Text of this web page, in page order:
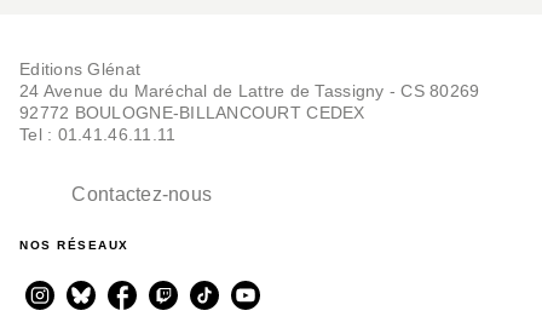
Editions Glénat
24 Avenue du Maréchal de Lattre de Tassigny - CS 80269
92772 BOULOGNE-BILLANCOURT CEDEX
Tel : 01.41.46.11.11
Contactez-nous
NOS RÉSEAUX